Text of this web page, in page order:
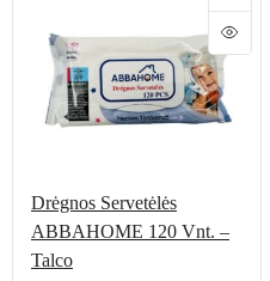
Drėgnos Servetėlės
ABBAHOME 120 Vnt. –
Talco